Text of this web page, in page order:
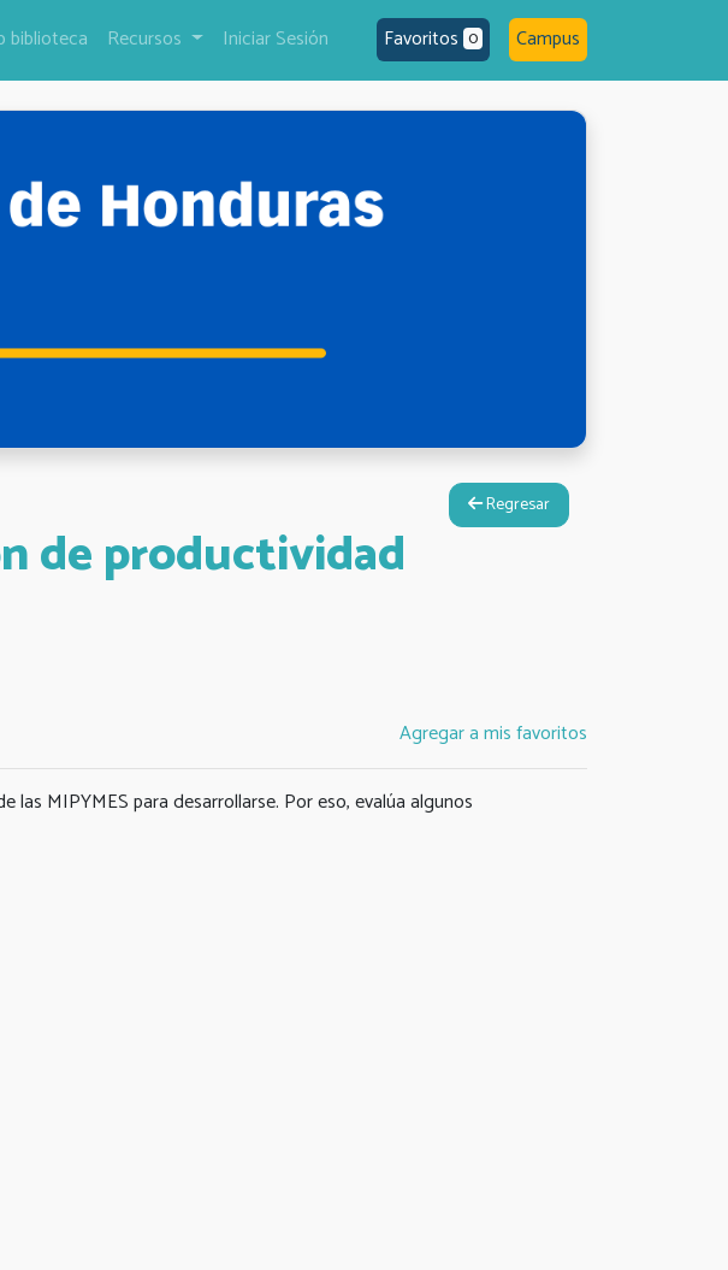
biblioteca Recursos Iniciar Sesión Favoritos 0 Campus
Regresar
de productividad
Agregar a mis favoritos
MIPYMES para desarrollarse. Por eso, evalúa algunos